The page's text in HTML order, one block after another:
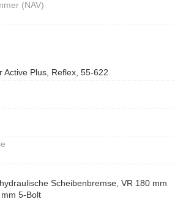
(NAV)
Active Plus, Reflex, 55-622
Scheibenbremse, VR 180 mm
5-Bolt